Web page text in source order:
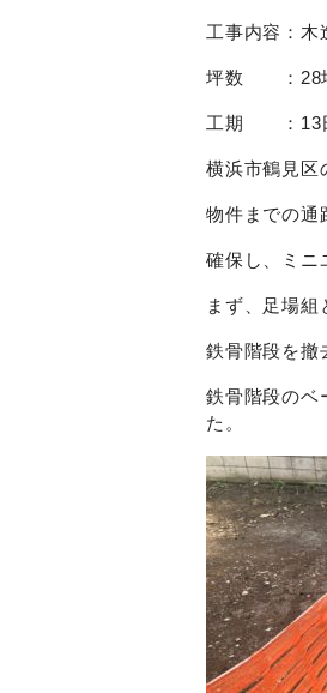
工事内容：木
坪数 ：28
工期 ：13
横浜市鶴見区
物件までの通
確保し、ミニ
まず、足場
鉄骨階段を撤
鉄骨階段のベ
た。